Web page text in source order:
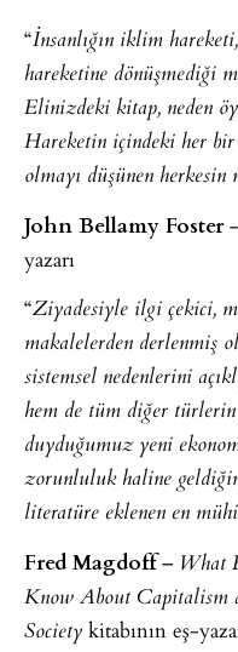
“İnsanlığın iklim
hareketine dönüşmediği
Elinizdeki kitap, neden
Hareketin içindeki her
olmayı düşünen
John Bellamy Foster
yazarı
“Ziyadesiyle ilgi çekici,
makalelerden derlenmiş
sistemsel nedenlerini
hem de tüm diğer
duyduğumuz yeni
zorunluluk haline
literatüre eklenen en
Fred Magdoff– What
Know About Capitalism
Society kitabının eş-